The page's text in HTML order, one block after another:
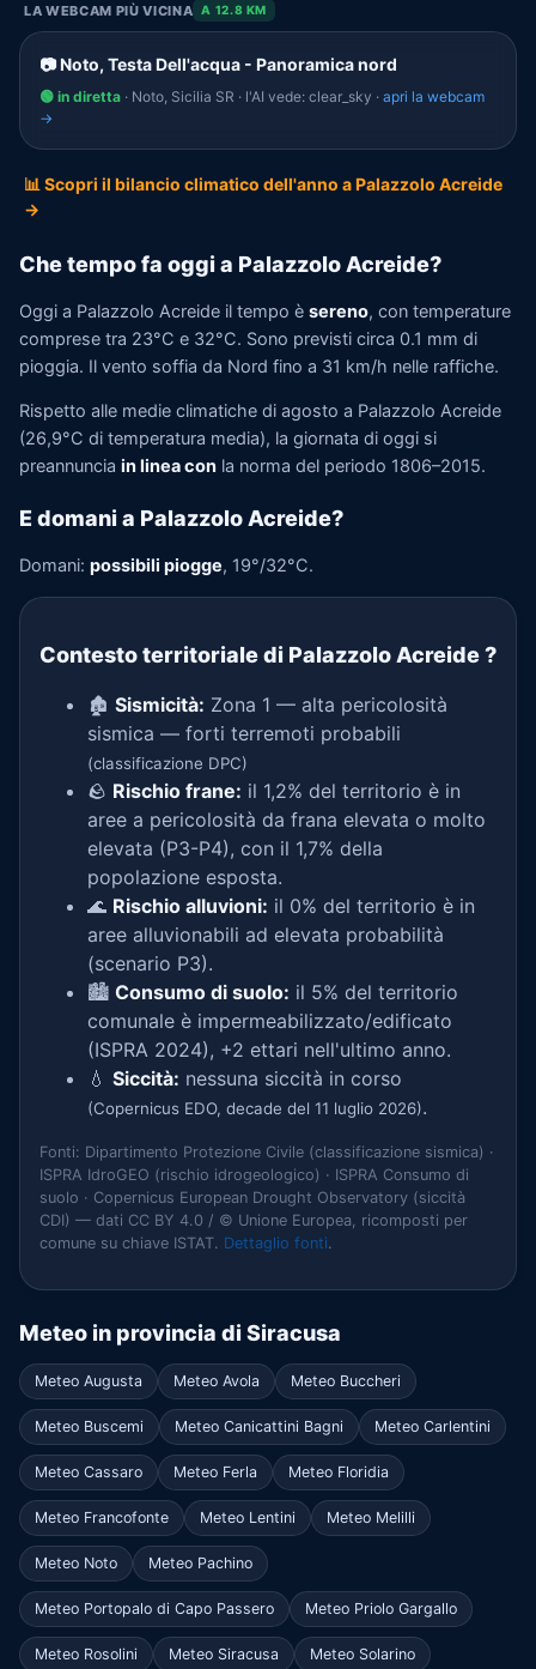
LA WEBCAM PIÙ VICINA A 12.8 KM
📷 Noto, Testa Dell'acqua - Panoramica nord
🟢 in diretta · Noto, Sicilia SR · l'AI vede: clear_sky · apri la webcam
→
📊 Scopri il bilancio climatico dell'anno a Palazzolo Acreide
→
Che tempo fa oggi a Palazzolo Acreide?
Oggi a Palazzolo Acreide il tempo è sereno, con temperature
comprese tra 23°C e 32°C. Sono previsti circa 0.1 mm di
pioggia. Il vento soffia da Nord fino a 31 km/h nelle raffiche.
Rispetto alle medie climatiche di agosto a Palazzolo Acreide
(26,9°C di temperatura media), la giornata di oggi si
preannuncia in linea con la norma del periodo 1806–2015.
E domani a Palazzolo Acreide?
Domani: possibili piogge, 19°/32°C.
Contesto territoriale di Palazzolo Acreide?
🏚️ Sismicità: Zona 1 — alta pericolosità
sismica — forti terremoti probabili
(classificazione DPC)
🪨 Rischio frane: il 1,2% del territorio è in
aree a pericolosità da frana elevata o molto
elevata (P3-P4), con il 1,7% della
popolazione esposta.
🌊 Rischio alluvioni: il 0% del territorio è in
aree alluvionabili ad elevata probabilità
(scenario P3).
🏙️ Consumo di suolo: il 5% del territorio
comunale è impermeabilizzato/edificato
(ISPRA 2024), +2 ettari nell'ultimo anno.
💧 Siccità: nessuna siccità in corso
(Copernicus EDO, decade del 11 luglio 2026).
Fonti: Dipartimento Protezione Civile (classificazione sismica) ·
ISPRA IdroGEO (rischio idrogeologico) · ISPRA Consumo di
suolo · Copernicus European Drought Observatory (siccità
CDI) — dati CC BY 4.0 / © Unione Europea, ricomposti per
comune su chiave ISTAT. Dettaglio fonti.
Meteo in provincia di Siracusa
Meteo Augusta Meteo Avola Meteo Buccheri
Meteo Buscemi Meteo Canicattini Bagni Meteo Carlentini
Meteo Cassaro Meteo Ferla Meteo Floridia
Meteo Francofonte Meteo Lentini Meteo Melilli
Meteo Noto Meteo Pachino
Meteo Portopalo di Capo Passero Meteo Priolo Gargallo
Meteo Rosolini Meteo Siracusa Meteo Solarino